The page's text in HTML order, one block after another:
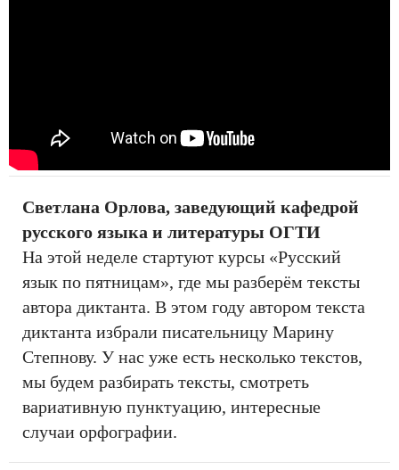
Светлана Орлова, заведующий кафедрой
русского языка и литературы ОГТИ
На этой неделе стартуют курсы «Русский
язык по пятницам», где мы разберём тексты
автора диктанта. В этом году автором текста
диктанта избрали писательницу Марину
Степнову. У нас уже есть несколько текстов,
мы будем разбирать тексты, смотреть
вариативную пунктуацию, интересные
случаи орфографии.